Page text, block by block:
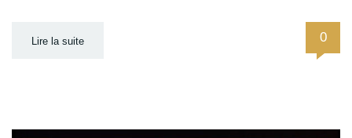
Lire la suite 0